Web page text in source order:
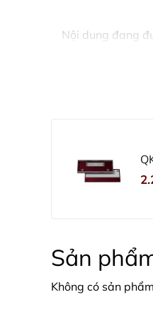
Nội dung đang
Sản
Không có sản